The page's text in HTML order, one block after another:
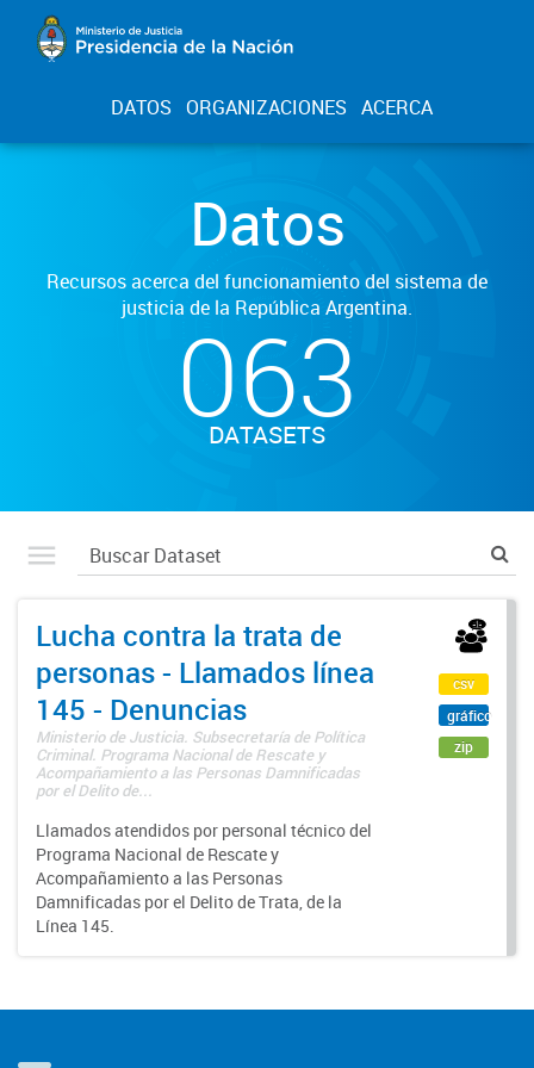
DATOS ORGANIZACIONES ACERCA
Datos
Recursos acerca del funcionamiento del sistema de
justicia de la República Argentina.
063
DATASETS
Lucha contra la trata de
personas - Llamados línea
145 - Denuncias
Ministerio de Justicia. Subsecretaría de Política
Criminal. Programa Nacional de Rescate y
Acompañamiento a las Personas Damnificadas
por el Delito de...
Llamados atendidos por personal técnico del
Programa Nacional de Rescate y
Acompañamiento a las Personas
Damnificadas por el Delito de Trata, de la
Línea 145.
csv
gráfico
zip